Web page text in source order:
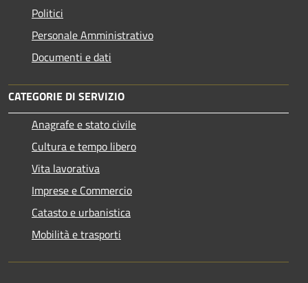
Politici
Personale Amministrativo
Documenti e dati
CATEGORIE DI SERVIZIO
Anagrafe e stato civile
Cultura e tempo libero
Vita lavorativa
Imprese e Commercio
Catasto e urbanistica
Mobilità e trasporti